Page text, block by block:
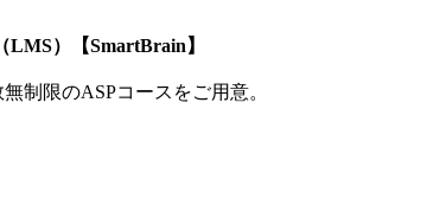
LMS）【SmartBrain】
制限のASPコースをご用意。